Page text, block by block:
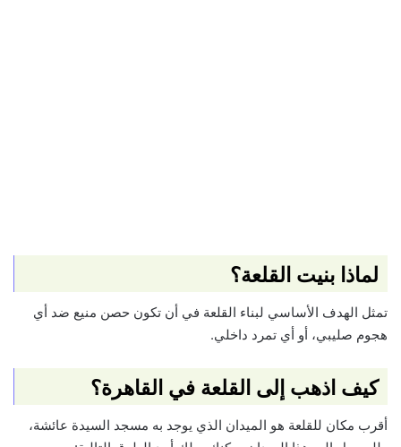
لماذا بنيت القلعة؟
تمثل الهدف الأساسي لبناء القلعة في أن تكون حصن منيع ضد أي
هجوم صليبي، أو أي تمرد داخلي.
كيف اذهب إلى القلعة في القاهرة؟
أقرب مكان للقلعة هو الميدان الذي يوجد به مسجد السيدة عائشة،